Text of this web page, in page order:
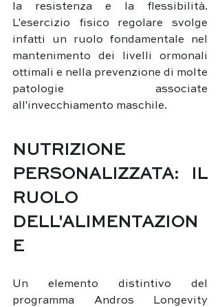
la resistenza e la flessibilità.
L'esercizio fisico regolare svolge
infatti un ruolo fondamentale nel
mantenimento dei livelli ormonali
ottimali e nella prevenzione di molte
patologie associate
all'invecchiamento maschile.
NUTRIZIONE
PERSONALIZZATA: IL
RUOLO
DELL'ALIMENTAZION
E
Un elemento distintivo del
programma Andros Longevity